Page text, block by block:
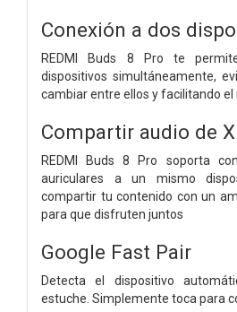
Conexión a dos
REDMI Buds 8 Pro te
dispositivos simultáneamente,
cambiar entre ellos y facilitando el
Compartir audio de
REDMI Buds 8 Pro soporta
auriculares a un mismo
compartir tu contenido con un
para que disfruten juntos
Google Fast Pair
Detecta el dispositivo
estuche. Simplemente toca para